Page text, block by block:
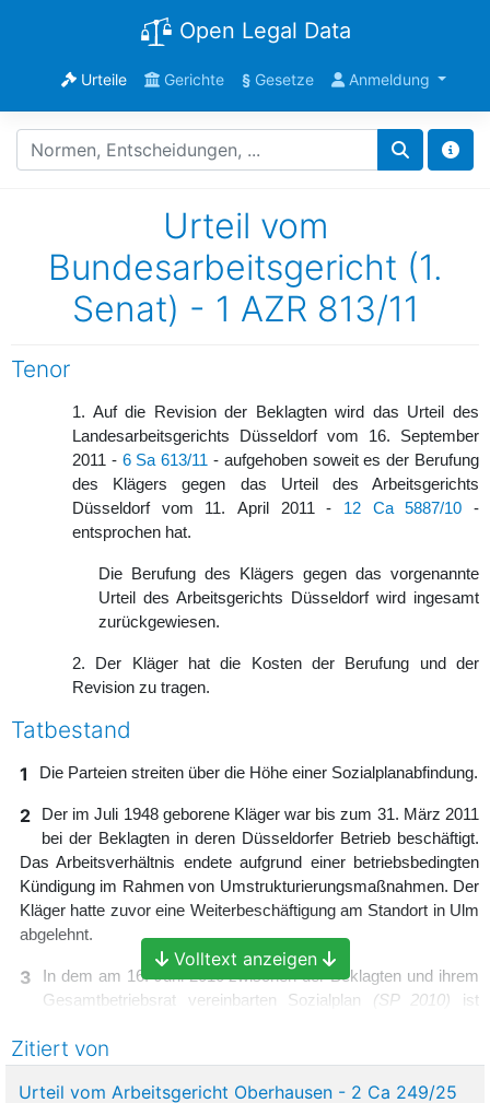
Open Legal Data
Urteile Gerichte §Gesetze Anmeldung
Urteil vom
Bundesarbeitsgericht (1.
Senat) - 1 AZR 813/11
Tenor
1. Auf die Revision der Beklagten wird das Urteil des
Landesarbeitsgerichts Düsseldorf vom 16. September
2011 - 6 Sa 613/11 - aufgehoben soweit es der Berufung
des Klägers gegen das Urteil des Arbeitsgerichts
Düsseldorf vom 11. April 2011 - 12 Ca 5887/10 -
entsprochen hat.
Die Berufung des Klägers gegen das vorgenannte
Urteil des Arbeitsgerichts Düsseldorf wird ingesamt
zurückgewiesen.
2. Der Kläger hat die Kosten der Berufung und der
Revision zu tragen.
Tatbestand
1 Die Parteien streiten über die Höhe einer Sozialplanabfindung.
2
Der im Juli 1948 geborene Kläger war bis zum 31. März 2011
bei der Beklagten in deren Düsseldorfer Betrieb beschäftigt.
Das Arbeitsverhältnis endete aufgrund einer betriebsbedingten
Kündigung im Rahmen von Umstrukturierungsmaßnahmen. Der
Kläger hatte zuvor eine Weiterbeschäftigung am Standort in Ulm
abgelehnt.
3
In dem am 16. Juni 2010 zwischen der Beklagten und ihrem
Gesamtbetriebsrat vereinbarten Sozialplan (SP 2010) ist
„2.4. Ausscheiden aus dem Arbeitsverhältnis
Volltext anzeigen
Zitiert von
Urteil vom Arbeitsgericht Oberhausen - 2 Ca 249/25